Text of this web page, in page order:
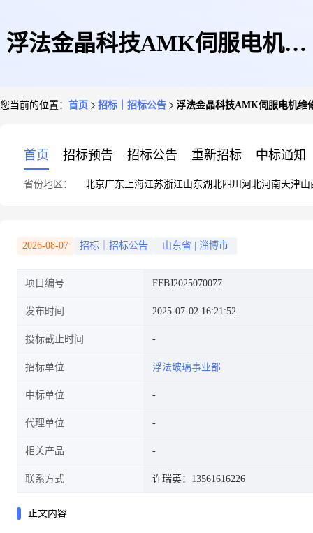
浮法金晶科技AMK伺服电机维
您当前的位置： 首页 招标｜招标公告 浮法金晶科技AMK伺服电机维
首页 招标预告 招标公告 重新招标 中标通知
省份地区： 北京广东 上海江苏浙江山东湖北四川 河北河南天津山
2026-08-07 招标｜招标公告 山东省 淄博市
项目编号 FFBJ2025070077
发布时间 2025-07-02 16:21:52
投标截止时间
招标单位 浮法玻璃事业部
中标单位
代理单位
相关产品
联系方式 许瑞英：13561616226
正文内容